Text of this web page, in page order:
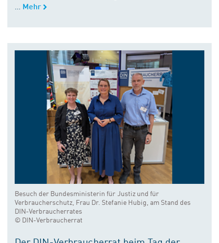
Mehr
Besuch der Bundesministerin für Justiz und für
Verbraucherschutz, Frau Dr. Stefanie Hubig, am Stand des
DIN-Verbraucherrates
© DIN-Verbraucherrat